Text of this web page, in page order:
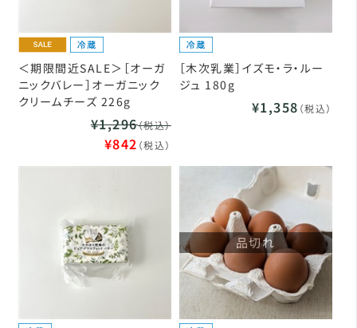
＜期限間近SALE＞［オーガ
ニックバレー］オーガニック
クリームチーズ 226g
¥1,296（税込）
¥842 （税込）
［木次乳業］イズモ・ラ・ルー
ジュ 180g
¥1,358 （税込）
品切れ